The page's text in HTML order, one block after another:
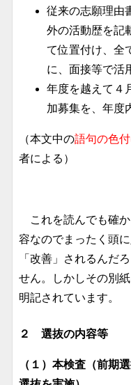
従来の志願理由
外の活動歴を記
て位置付け、全
に、面接等で活
年度を越えて４
加募集を、年度
（本文中の語句の色
者による）
これを読んでも確か
容なのでまったく頭
「改善」されるんだ
せん。しかしその別
明記されています。
２ 選抜の内容等
（１）本検査（前期